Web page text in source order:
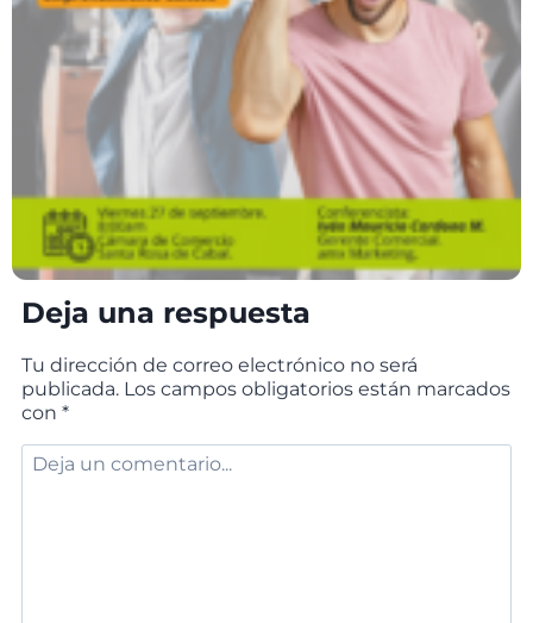
Deja una respuesta
Tu dirección de correo electrónico no será
publicada. Los campos obligatorios están marcados
con *